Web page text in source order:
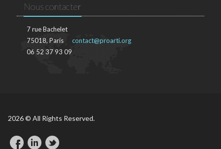
Nous contacter
7 rue Bachelet
75018, Paris
06 52 37 93 09
contact@proarti.org
2026 © All Rights Reserved.